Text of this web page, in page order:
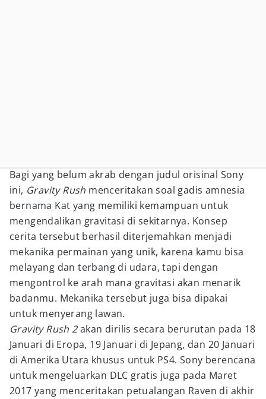
Bagi yang belum akrab dengan judul orisinal Sony
ini, Gravity Rush menceritakan soal gadis amnesia
bernama Kat yang memiliki kemampuan untuk
mengendalikan gravitasi di sekitarnya. Konsep
cerita tersebut berhasil diterjemahkan menjadi
mekanika permainan yang unik, karena kamu bisa
melayang dan terbang di udara, tapi dengan
mengontrol ke arah mana gravitasi akan menarik
badanmu. Mekanika tersebut juga bisa dipakai
untuk menyerang lawan.
Gravity Rush 2akan dirilis secara berurutan pada 18
Januari di Eropa, 19 Januari di Jepang, dan 20 Januari
di Amerika Utara khusus untuk PS4. Sony berencana
untuk mengeluarkan DLC gratis juga pada Maret
2017 yang menceritakan petualangan Raven di akhir